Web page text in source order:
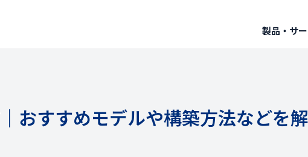
製品・サ
おすすめモデルや構築方法などを